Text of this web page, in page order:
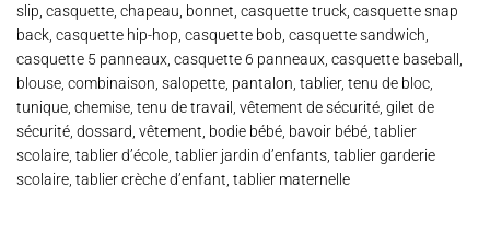
slip, casquette, chapeau, bonnet, casquette truck, casquette snap
back, casquette hip-hop, casquette bob, casquette sandwich,
casquette 5 panneaux, casquette 6 panneaux, casquette baseball,
blouse, combinaison, salopette, pantalon, tablier, tenu de bloc,
tunique, chemise, tenu de travail, vêtement de sécurité, gilet de
sécurité, dossard, vêtement, bodie bébé, bavoir bébé, tablier
scolaire, tablier d’école, tablier jardin d’enfants, tablier garderie
scolaire, tablier crèche d’enfant, tablier maternelle